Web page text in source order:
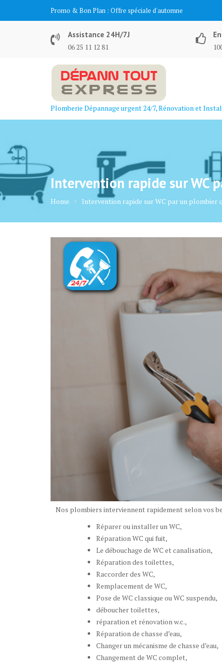
Promo & Bon Plan : Offre spéciale d'automne
Assistance 24H/7J
06 25 11 12 81
Plomberie Dépannage urgent 24/7, Rénovation et
Intervention rapide sur WC
Home Intervention rapide sur WC par un plombier
Nos plombiers interviennent rapidement selon vos
Réparer ou installer un WC,
Réparation WC qui fuit,
Le débouchage de WC et canalisation,
Réparation des toilettes,
Raccorder des WC,
Remplacement de WC,
Pose de WC classique ou WC suspendu,
déboucher toilettes,
réparation et rénovation w.c.,
Réparation de chasse d’eau,
Changer un mécanisme de chasse d’eau,
Changement de WC complet,